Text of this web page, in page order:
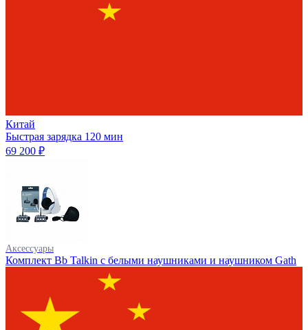
Китай
Быстрая зарядка 120 мин
69 200 ₽
Аксессуары
Комплект Bb Talkin с белыми наушниками и наушником Gath